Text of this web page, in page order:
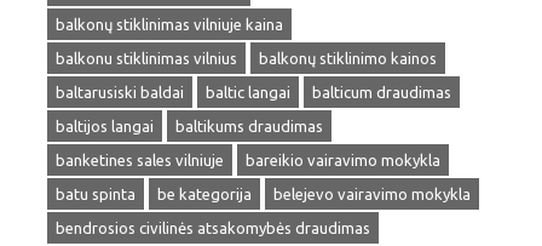
balkonų stiklinimas vilniuje kaina
balkonu stiklinimas vilnius
balkonų stiklinimo kainos
baltarusiski baldai
baltic langai
balticum draudimas
baltijos langai
baltikums draudimas
banketines sales vilniuje
bareikio vairavimo mokykla
batu spinta
be kategorija
belejevo vairavimo mokykla
bendrosios civilinės atsakomybės draudimas